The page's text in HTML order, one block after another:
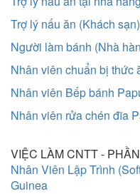
Trợ lý nấu ăn (Khách
Người làm bánh (Nhà
Nhân viên chuẩn bị thức
Nhân viên Bếp bánh
Nhân viên rửa chén đĩa
VIỆC LÀM CNTT -
Nhân Viên Lập Trình
Guinea